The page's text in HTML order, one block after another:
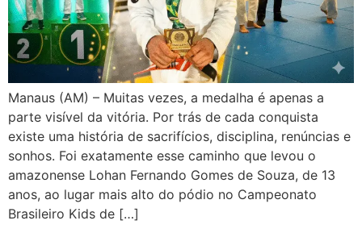
Manaus (AM) – Muitas vezes, a medalha é apenas a
parte visível da vitória. Por trás de cada conquista
existe uma história de sacrifícios, disciplina, renúncias e
sonhos. Foi exatamente esse caminho que levou o
amazonense Lohan Fernando Gomes de Souza, de 13
anos, ao lugar mais alto do pódio no Campeonato
Brasileiro Kids de […]